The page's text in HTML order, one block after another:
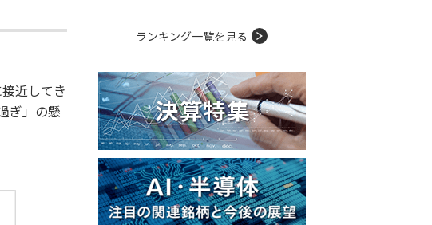
近してき
ぎ」の懸
ランキング一覧を見る